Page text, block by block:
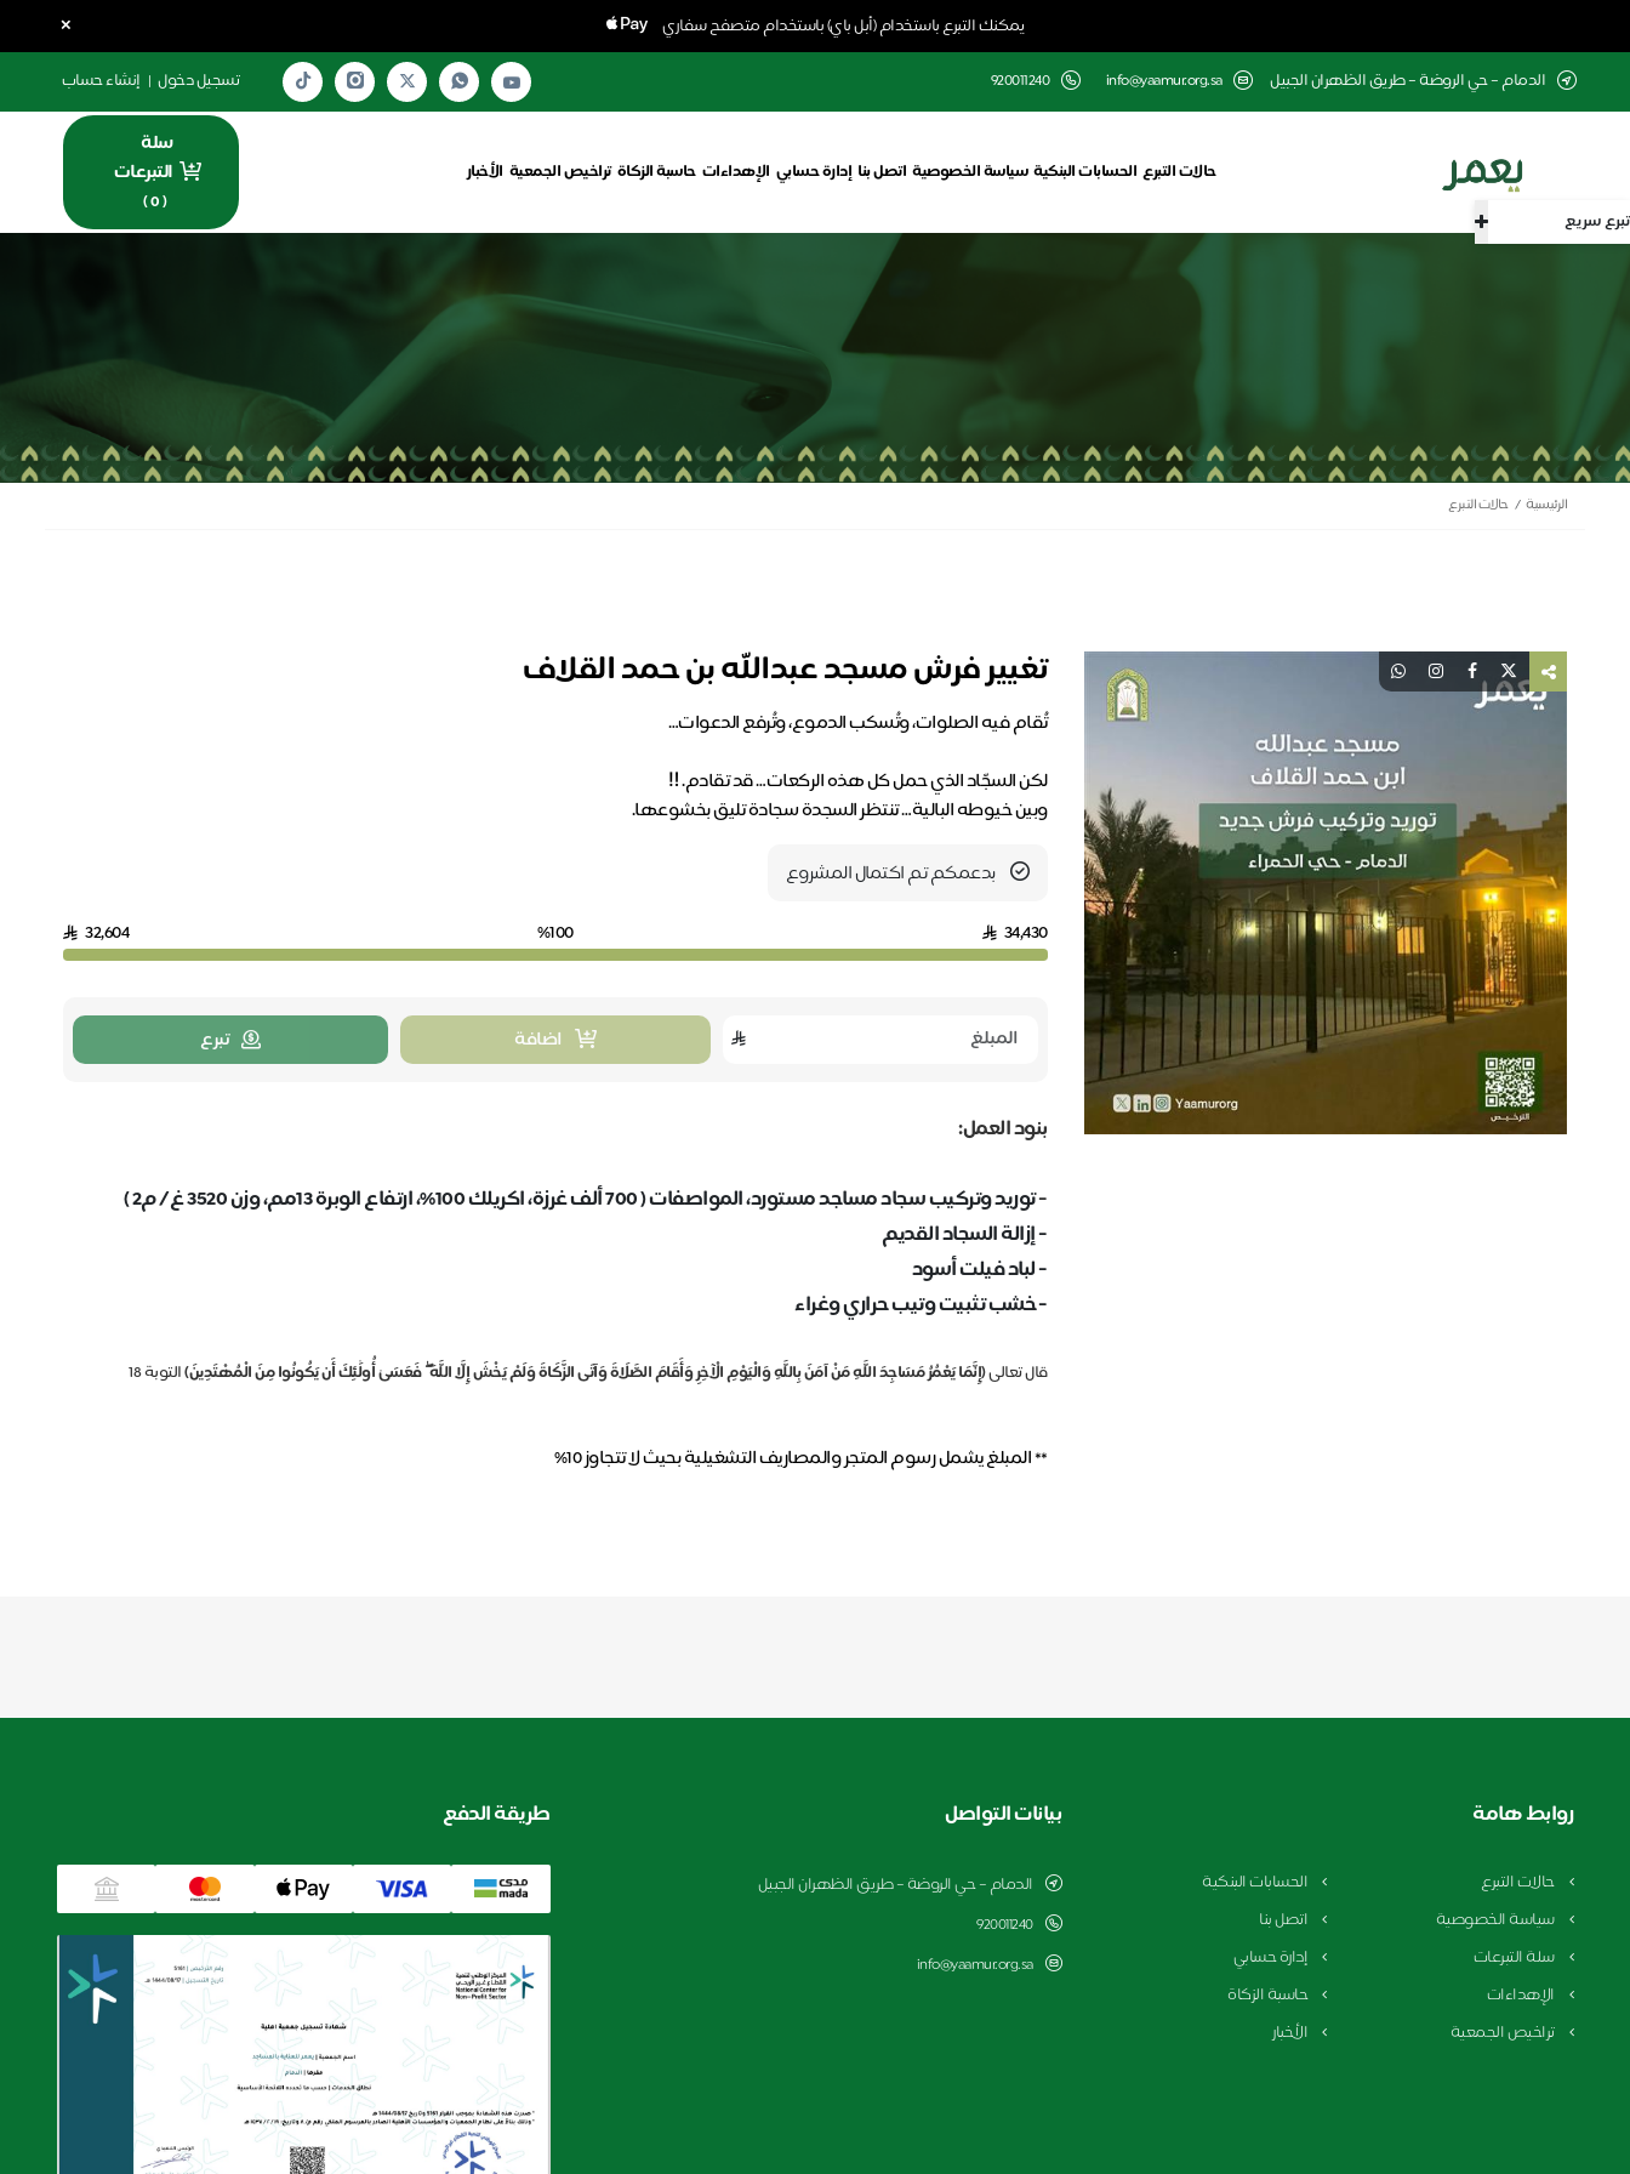
يمكنك التبرع باستخدام (أبل باي) باستخدام متصفح سفاري ×
تبرع سريع
الدمام – حي الروضة – طريق الظهران الجبيل info@yaamur.org.sa
920011240 تسجيل دخول | إنشاء حساب
حالات التبرع الحسابات البنكية سياسة الخصوصية اتصل بنا إدارة حسابي الإهداءات حاسبة الزكاة تراخيص الجمعية الأخبار
سلة
التبرعات
(
0
)
الرئيسية حالات التبرع
تغيير فرش مسجد عبدالله بن حمد القلاف
وبين خيوطه البالية… تنتظر السجدة سجادة تليق بخشوعها.
بدعمكم تم اكتمال المشروع
34,430
%100
32,604
اضافة تبرع
بنود العمل:
-توريد وتركيب سجاد مساجد مستورد، المواصفات ( 700 ألف غرزة، اكريلك 100%، ارتفاع الوبرة 13مم، وزن 3520 غ / م2 )
- إزالة السجاد القديم
- لباد فيلت أسود
- ⁠خشب تثبيت وتيب حراري وغراء
قال تعالى(إِنَّمَا يَعْمُرُ مَسَاجِدَ اللَّهِ مَنْ آمَنَ بِاللَّهِ وَالْيَوْمِ الْآخِرِ وَأَقَامَ الصَّلَاةَ وَآتَى الزَّكَاةَ وَلَمْ يَخْشَ إِلَّا اللَّهَ ۖ فَعَسَىٰ أُولَٰئِكَ أَن يَكُونُوا مِنَ الْمُهْتَدِينَ)التوبة 18
**المبلغ يشمل رسوم المتجر والمصاريف التشغيلية بحيث لا تتجاوز 10%
روابط هامة
حالات التبرع
الحسابات البنكية
سياسة الخصوصية
اتصل بنا
سلة التبرعات
إدارة حسابي
الإهداءات
حاسبة الزكاة
تراخيص الجمعية
الأخبار
بيانات التواصل
الدمام – حي الروضة – طريق الظهران الجبيل
920011240
info@yaamur.org.sa
طريقة الدفع